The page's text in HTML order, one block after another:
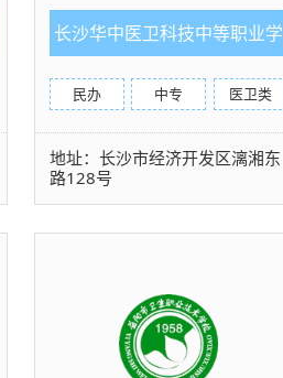
长沙华中医卫科技中等职业学
校
民办 中专 医卫类
地址：长沙市经济开发区漓湘东
路128号